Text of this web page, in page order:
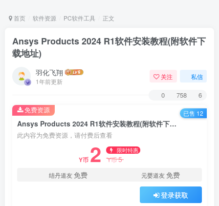
首页 软件资源 PC软件工具 正文
Ansys Products 2024 R1软件安装教程(附软件下
载地址)
羽化飞翔
1年前更新
关注 私信
0 758 6
Ansys Products 2024 R1软件安装教程(附软件下载地址)
此内容为免费资源，请付费后查看
Y币 2 限时特惠
Y币5
结丹道友免费 元婴道友免费
登录获取
免费资源 已售 12